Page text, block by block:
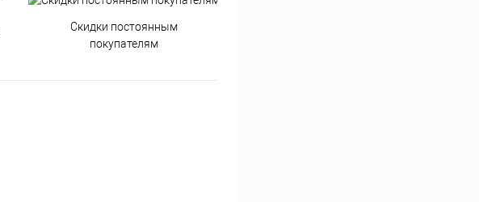
Скидки постоянным
покупателям